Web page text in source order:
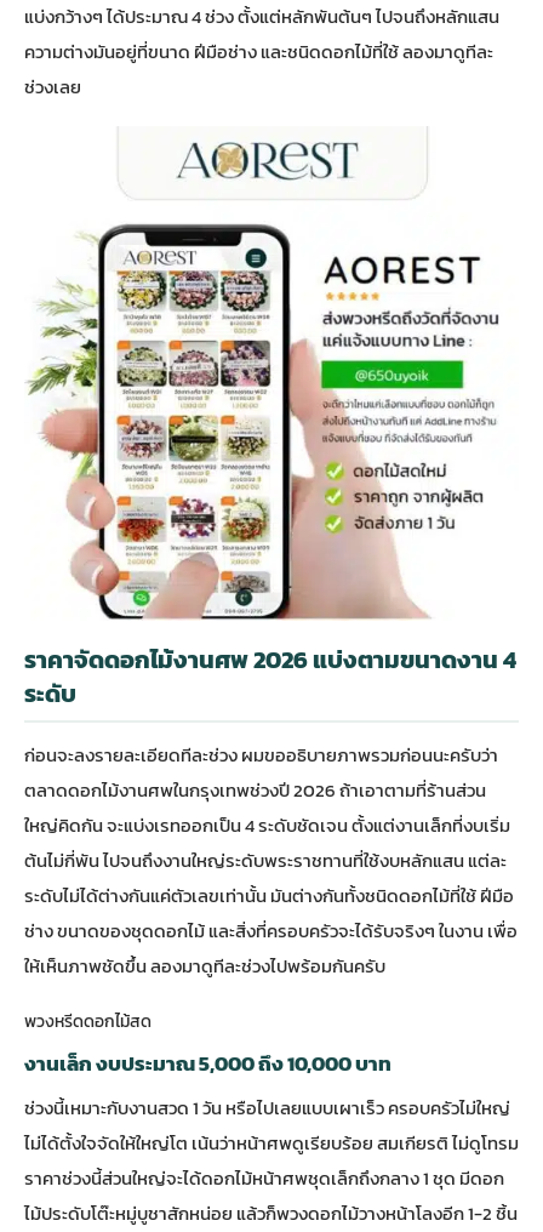
แบ่งกว้างๆ ได้ประมาณ 4 ช่วง ตั้งแต่หลักพันต้นๆ ไปจนถึงหลักแสน
ความต่างมันอยู่ที่ขนาด ฝีมือช่าง และชนิดดอกไม้ที่ใช้ ลองมาดูทีละ
ช่วงเลย
ราคาจัดดอกไม้งานศพ 2026 แบ่งตามขนาดงาน 4
ระดับ
ก่อนจะลงรายละเอียดทีละช่วง ผมขออธิบายภาพรวมก่อนนะครับว่า
ตลาดดอกไม้งานศพในกรุงเทพช่วงปี 2026 ถ้าเอาตามที่ร้านส่วน
ใหญ่คิดกัน จะแบ่งเรทออกเป็น 4 ระดับชัดเจน ตั้งแต่งานเล็กที่งบเริ่ม
ต้นไม่กี่พัน ไปจนถึงงานใหญ่ระดับพระราชทานที่ใช้งบหลักแสน แต่ละ
ระดับไม่ได้ต่างกันแค่ตัวเลขเท่านั้น มันต่างกันทั้งชนิดดอกไม้ที่ใช้ ฝีมือ
ช่าง ขนาดของชุดดอกไม้ และสิ่งที่ครอบครัวจะได้รับจริงๆ ในงาน เพื่อ
ให้เห็นภาพชัดขึ้น ลองมาดูทีละช่วงไปพร้อมกันครับ
พวงหรีดดอกไม้สด
งานเล็ก งบประมาณ 5,000 ถึง 10,000 บาท
ช่วงนี้เหมาะกับงานสวด 1 วัน หรือไปเลยแบบเผาเร็ว ครอบครัวไม่ใหญ่
ไม่ได้ตั้งใจจัดให้ใหญ่โต เน้นว่าหน้าศพดูเรียบร้อย สมเกียรติ ไม่ดูโทรม
ราคาช่วงนี้ส่วนใหญ่จะได้ดอกไม้หน้าศพชุดเล็กถึงกลาง 1 ชุด มีดอก
ไม้ประดับโต๊ะหมู่บูชาสักหน่อย แล้วก็พวงดอกไม้วางหน้าโลงอีก 1-2 ชิ้น